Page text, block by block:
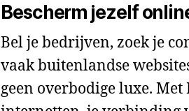
Bescherm jezelf
Bel je bedrijven, zoek je
vaak buitenlandse
geen overbodige luxe.